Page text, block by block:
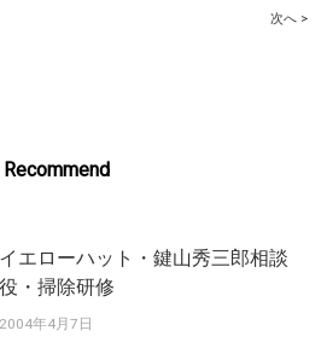
次へ >
Recommend
イエローハット・鍵山秀三郎相談
役・掃除研修
2004年4月7日